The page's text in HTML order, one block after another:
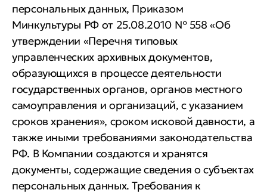
персональных данных, Приказом
Минкультуры РФ от 25.08.2010 № 558 «Об
утверждении «Перечня типовых
управленческих архивных документов,
образующихся в процессе деятельности
государственных органов, органов местного
самоуправления и организаций, с указанием
сроков хранения», сроком исковой давности, а
также иными требованиями законодательства
РФ. В Компании создаются и хранятся
документы, содержащие сведения о субъектах
персональных данных. Требования к